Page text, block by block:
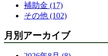
補助金 (17)
その他 (102)
月別アーカイブ